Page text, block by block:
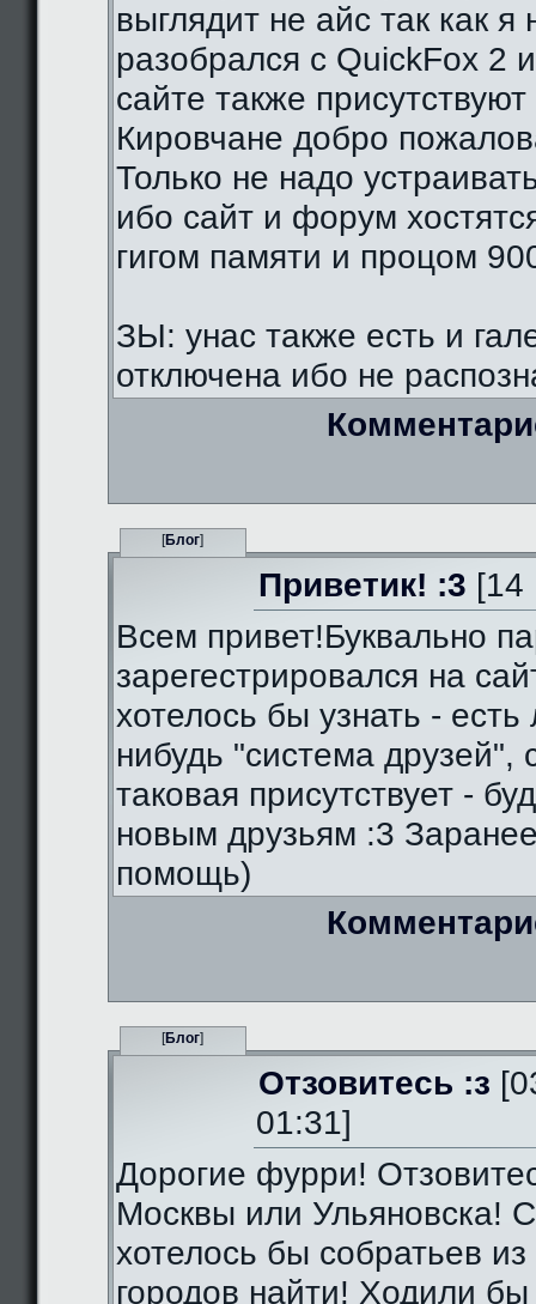
выглядит не айс так как я
разобрался с QuickFox 2
сайте также присутствуют
Кировчане добро
Только не надо
ибо сайт и форум
гигом памяти и процом
ЗЫ: унас также есть и
отключена ибо не
[Блог]
Приветик! :3 [14
Всем привет!Буквально
зарегестрировался на
хотелось бы узнать - есть
нибудь "система друзей",
таковая присутствует -
новым друзьям :3
помощь)
[Блог]
Отзовитесь :з
01:31]
Дорогие фурри!
Москвы или Ульяновска!
хотелось бы собратьев из
городов найти! Ходили бы